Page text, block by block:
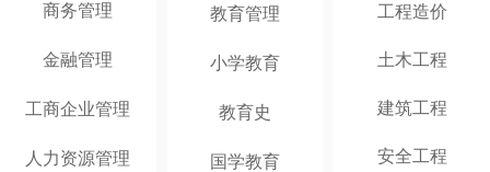
工程造价
土木工程
建筑工程
安全工程
教育管理
小学教育
教育史
国学教育
商务管理
金融管理
工商企业管理
人力资源管理